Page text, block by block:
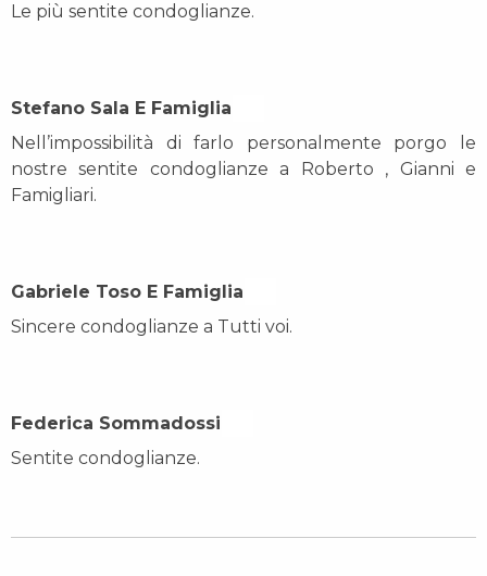
Le più sentite condoglianze.
Stefano Sala E Famiglia On
Nell’impossibilità di farlo personalmente porgo le
nostre sentite condoglianze a Roberto , Gianni e
Famigliari.
Gabriele Toso E Famiglia On
Sincere condoglianze a Tutti voi.
Federica Sommadossi On
Sentite condoglianze.